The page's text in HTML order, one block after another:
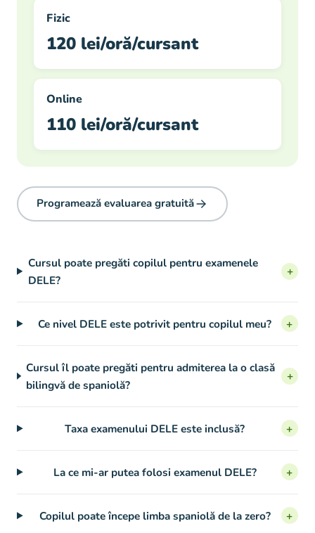
Fizic
120 lei/oră/cursant
Online
110 lei/oră/cursant
Programează evaluarea gratuită
Cursul poate pregăti copilul pentru examenele
DELE?
+
Ce nivel DELE este potrivit pentru copilul meu? +
Cursul îl poate pregăti pentru admiterea la o clasă
bilingvă de spaniolă?
+
Taxa examenului DELE este inclusă? +
La ce mi-ar putea folosi examenul DELE? +
Copilul poate începe limba spaniolă de la zero? +